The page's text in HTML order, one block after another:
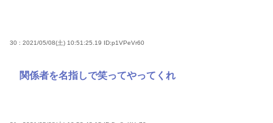
30 : 2021/05/08(土) 10:51:25.19 ID:p1VPeVr60
関係者を名指しで笑ってやってくれ